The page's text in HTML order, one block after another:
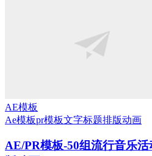
AE模板
Ae模板pr模板文字标题排版动画
AE/PR模板-50组流行音乐